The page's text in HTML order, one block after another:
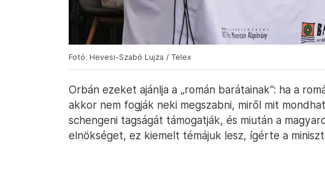
Fotó: Hevesi-Szabó Lujza / Telex
Orbán ezeket ajánlja a „román barátainak”: ha a
akkor nem fogják neki megszabni, miről mit
schengeni tagságát támogatják, és miután a
elnökséget, ez kiemelt témájuk lesz, ígérte a